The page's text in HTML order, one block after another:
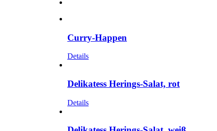
Curry-Happen
Details
Delikatess Herings-Salat, rot
Details